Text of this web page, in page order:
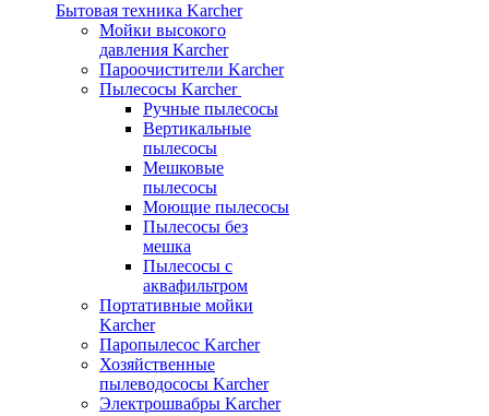
Бытовая техника Karcher
Мойки высокого
давления Karcher
Пароочистители Karcher
Пылесосы Karcher
Ручные пылесосы
Вертикальные
пылесосы
Мешковые
пылесосы
Моющие пылесосы
Пылесосы без
мешка
Пылесосы с
аквафильтром
Портативные мойки
Karcher
Паропылесос Karcher
Хозяйственные
пылеводососы Karcher
Электрошвабры Karcher